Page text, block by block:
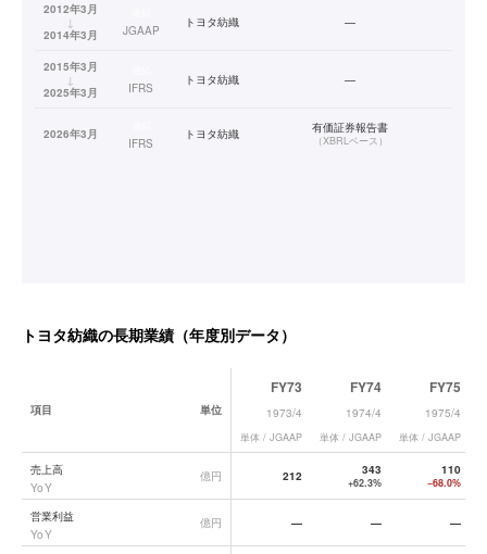
2012年3月
↓
2014年3月
JGAAP
トヨタ紡織 —
2015年3月
↓
2025年3月
IFRS
トヨタ紡織 —
2026年3月
IFRS
トヨタ紡織 有価証券報告書
（XBRLベース）
トヨタ紡織の長期業績（年度別データ）
トヨタ紡織
項目 単位
FY73
1973/4
単体 / JGAAP
FY74
1974/4
単体 / JGAAP
FY75
1975/4
単体 / JGAAP
売上高
YoY
億円 212 343
+62.3%
110
−68.0%
営業利益
YoY
億円 — — —